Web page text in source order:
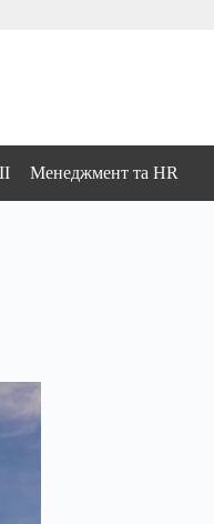
Менеджмент та HR